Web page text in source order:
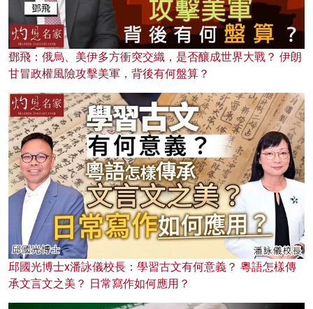
鄧飛：俄烏、美伊多方衝突交織，是否釀成世界大戰？ 伊朗
甘冒政權風險攻擊美軍，背後有何盤算？
邱國光博士x潘詠儀校長：學習古文有何意義？ 粵語怎樣傳
承文言文之美？ 日常寫作如何應用？